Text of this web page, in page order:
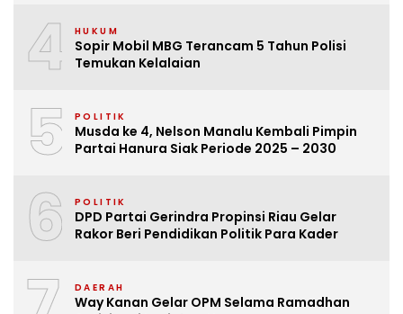
4 HUKUM
Sopir Mobil MBG Terancam 5 Tahun Polisi
Temukan Kelalaian
5 POLITIK
Musda ke 4, Nelson Manalu Kembali Pimpin
Partai Hanura Siak Periode 2025 – 2030
6 POLITIK
DPD Partai Gerindra Propinsi Riau Gelar
Rakor Beri Pendidikan Politik Para Kader
DAERAH
Way Kanan Gelar OPM Selama Ramadhan